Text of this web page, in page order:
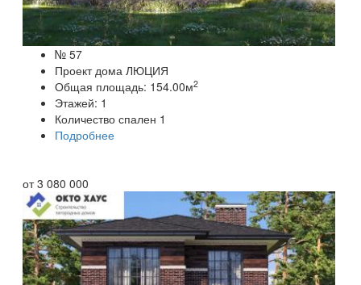
№ 57
Проект дома ЛЮЦИЯ
Общая площадь: 154.00м2
Этажей: 1
Количество спален 1
Подробнее
от3 080 000